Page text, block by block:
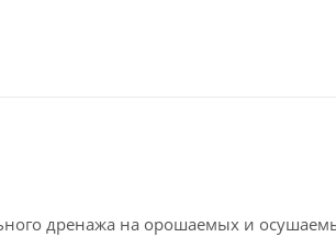
дренажа на орошаемых и